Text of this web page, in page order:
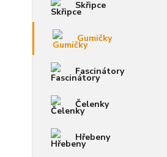
Skřipce
Gumičky
Fascinátory
Čelenky
Hřebeny